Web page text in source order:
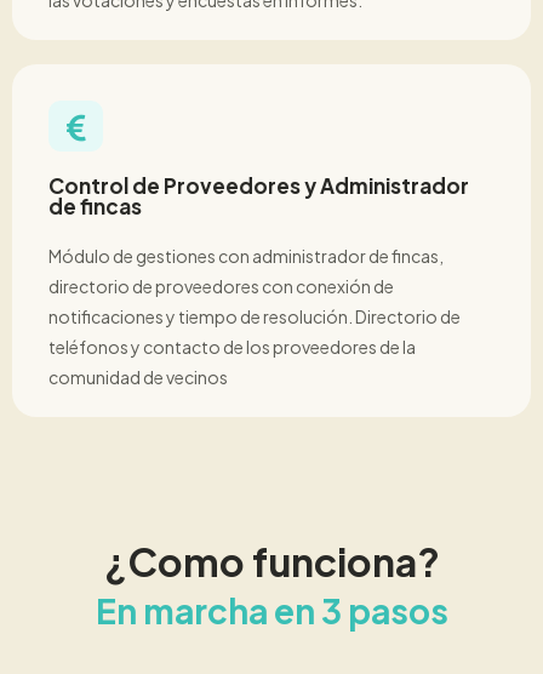
Control de Proveedores y Administrador
de fincas
Módulo de gestiones con administrador de fincas,
directorio de proveedores con conexión de
notificaciones y tiempo de resolución. Directorio de
teléfonos y contacto de los proveedores de la
comunidad de vecinos
¿Como funciona?
En marcha en 3 pasos